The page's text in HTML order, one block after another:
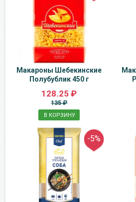
Макароны Шебекинские
Полубублик 450 г
128.25 ₽
135 ₽
В КОРЗИНУ
-5%